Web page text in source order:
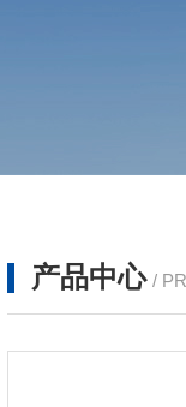
产品中心 /